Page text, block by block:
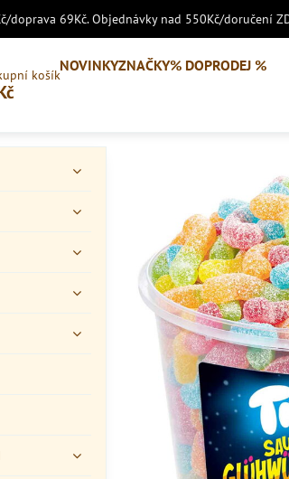
doprava 69Kč. Objednávky nad 550Kč/doručení
košík
NOVINKYZNAČKY% DOPRODEJ %